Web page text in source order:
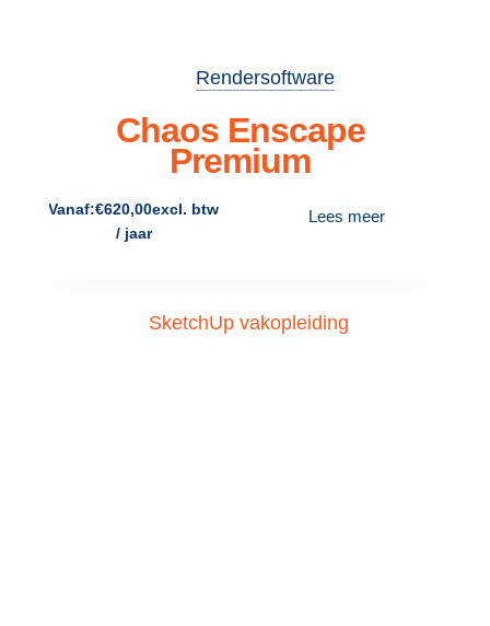
Rendersoftware
Chaos Enscape
Premium
Vanaf:€620,00excl. btw
/ jaar
Lees meer